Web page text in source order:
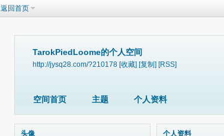
返回首页
TarokPiedLoome的个人空间
http://jysq28.com/?210178 [收藏] [复制] [RSS]
空间首页 主题 个人资料
头像 个人资料